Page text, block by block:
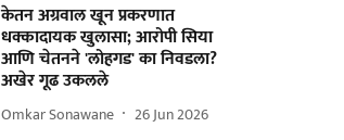
केतन अग्रवाल खून प्रकरणात
धक्कादायक खुलासा; आरोपी सिया
आणि चेतनने 'लोहगड' का निवडला?
अखेर गूढ उकलले
Omkar Sonawane 26 Jun 2026